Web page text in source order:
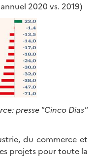
2020 vs. 2019)
presse "Cinco Dias"
du commerce et
projets pour toute la